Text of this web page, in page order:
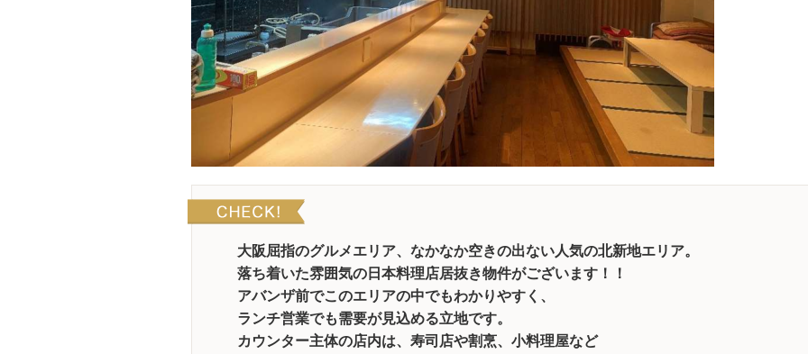
大阪屈指のグルメエリア、なかなか空きの出ない人気の北新地エリア。
落ち着いた雰囲気の日本料理店居抜き物件がございます！！
アバンザ前でこのエリアの中でもわかりやすく、
ランチ営業でも需要が見込める立地です。
カウンター主体の店内は、寿司店や割烹、小料理屋など